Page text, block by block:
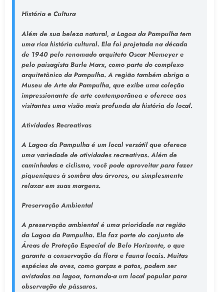
História e Cultura
Além de sua beleza natural, a Lagoa da Pampulha tem
uma rica história cultural. Ela foi projetada na década
de 1940 pelo renomado arquiteto Oscar Niemeyer e
pelo paisagista Burle Marx, como parte do complexo
arquitetônico da Pampulha. A região também abriga o
Museu de Arte da Pampulha, que exibe uma coleção
impressionante de arte contemporânea e oferece aos
visitantes uma visão mais profunda da história do local.
Atividades Recreativas
A Lagoa da Pampulha é um local versátil que oferece
uma variedade de atividades recreativas. Além de
caminhadas e ciclismo, você pode aproveitar para fazer
piqueniques à sombra das árvores, ou simplesmente
relaxar em suas margens.
Preservação Ambiental
A preservação ambiental é uma prioridade na região
da Lagoa da Pampulha. Ela faz parte do conjunto de
Áreas de Proteção Especial de Belo Horizonte, o que
garante a conservação da flora e fauna locais. Muitas
espécies de aves, como garças e patos, podem ser
avistadas na lagoa, tornando-a um local popular para
observação de pássaros.